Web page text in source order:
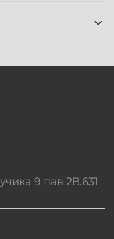
9 пав 2В.631